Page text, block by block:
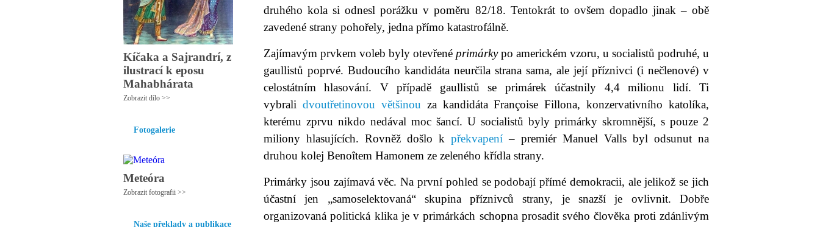
Kíčaka a Sajrandrí, z
ilustrací k eposu
Mahabhárata
Zobrazit dílo >>
Fotogalerie
Meteóra
Zobrazit fotografii >>
Naše překlady a publikace
druhého kola si odnesl porážku v poměru 82/18. Tentokrát to ovšem dopadlo jinak – obě
zavedené strany pohořely, jedna přímo katastrofálně.
Zajímavým prvkem voleb byly otevřené primárkypo americkém vzoru, u socialistů podruhé, u
gaullistů poprvé. Budoucího kandidáta neurčila strana sama, ale její příznivci (i nečlenové) v
celostátním hlasování. V případě gaullistů se primárek účastnily 4,4 milionu lidí. Ti
vybrali dvoutřetinovou většinou za kandidáta Françoise Fillona, konzervativního katolíka,
kterému zprvu nikdo nedával moc šancí. U socialistů byly primárky skromnější, s pouze 2
miliony hlasujících. Rovněž došlo k překvapení – premiér Manuel Valls byl odsunut na
druhou kolej Benoîtem Hamonem ze zeleného křídla strany.
Primárky jsou zajímavá věc. Na první pohled se podobají přímé demokracii, ale jelikož se jich
účastní jen „samoselektovaná“ skupina příznivců strany, je snazší je ovlivnit. Dobře
organizovaná politická klika je v primárkách schopna prosadit svého člověka proti zdánlivým